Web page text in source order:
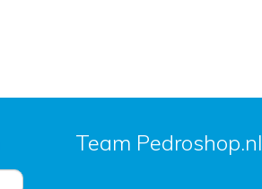
Team Pedroshop.nl